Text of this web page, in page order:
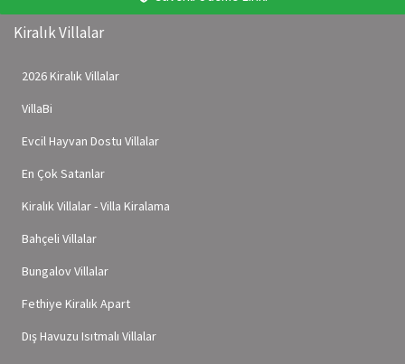
Kiralık Villalar
2026 Kiralık Villalar
VillaBi
Evcil Hayvan Dostu Villalar
En Çok Satanlar
Kiralık Villalar - Villa Kiralama
Bahçeli Villalar
Bungalov Villalar
Fethiye Kiralık Apart
Dış Havuzu Isıtmalı Villalar